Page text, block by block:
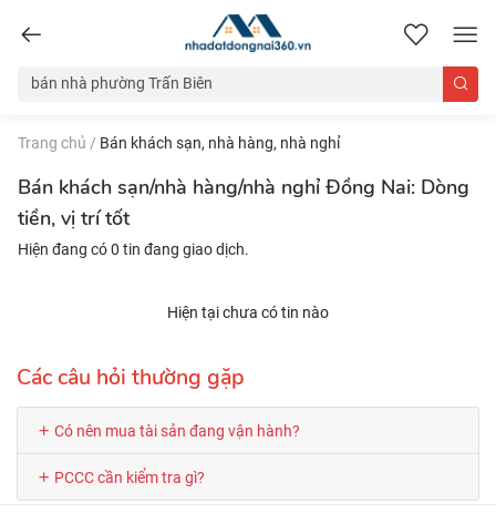
nhadatdongnai360.vn
Trang chủ / Bán khách sạn, nhà hàng, nhà nghỉ
Bán khách sạn/nhà hàng/nhà nghỉ Đồng Nai: Dòng
tiền, vị trí tốt
Hiện đang có 0 tin đang giao dịch.
Hiện tại chưa có tin nào
Các câu hỏi thường gặp
Có nên mua tài sản đang vận hành?
PCCC cần kiểm tra gì?